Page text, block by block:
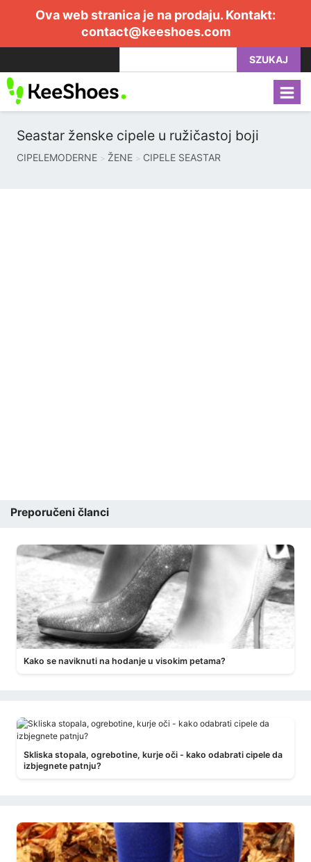
Ova web stranica je na prodaju. Kontakt:
contact@keeshoes.com
SZUKAJ
Seastar ženske cipele u ružičastoj boji
CIPELEMODERNE ŽENE CIPELE SEASTAR
Preporučeni članci
Kako se naviknuti na hodanje u visokim petama?
Skliska stopala, ogrebotine, kurje oči - kako odabrati cipele da
izbjegnete patnju?